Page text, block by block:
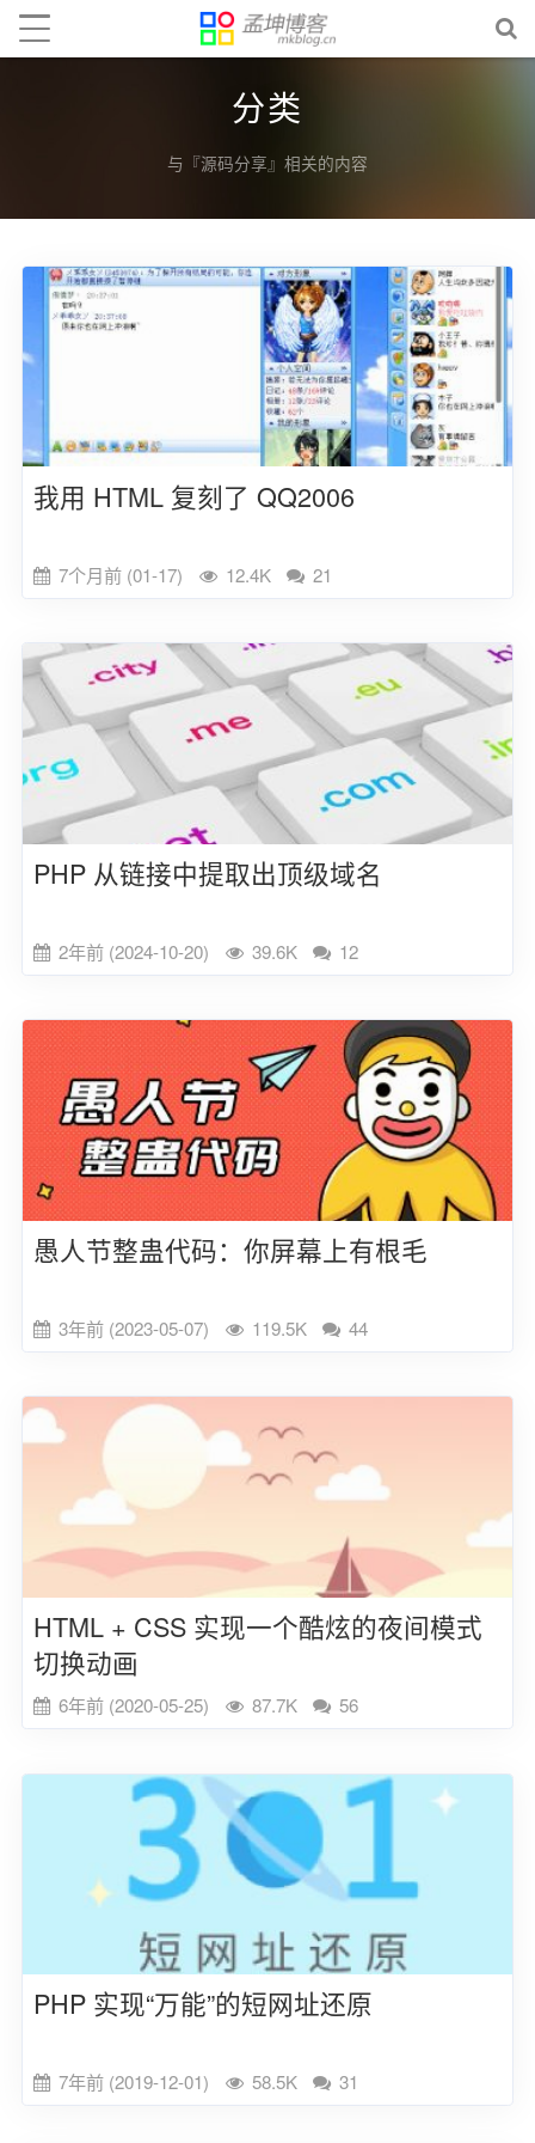
分类
与『源码分享』相关的内容
我用 HTML 复刻了 QQ2006
7个月前 (01-17) 12.4K 21
PHP 从链接中提取出顶级域名
2年前 (2024-10-20) 39.6K 12
愚人节整蛊代码：你屏幕上有根毛
3年前 (2023-05-07) 119.5K 44
HTML + CSS 实现一个酷炫的夜间模式
切换动画
6年前 (2020-05-25) 87.7K 56
PHP 实现“万能”的短网址还原
7年前 (2019-12-01) 58.5K 31